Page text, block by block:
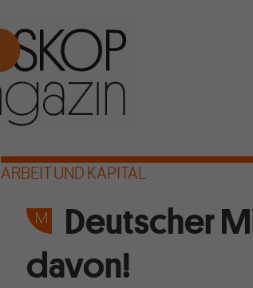
ARBEIT UND KAPITAL
Deutscher
davon!